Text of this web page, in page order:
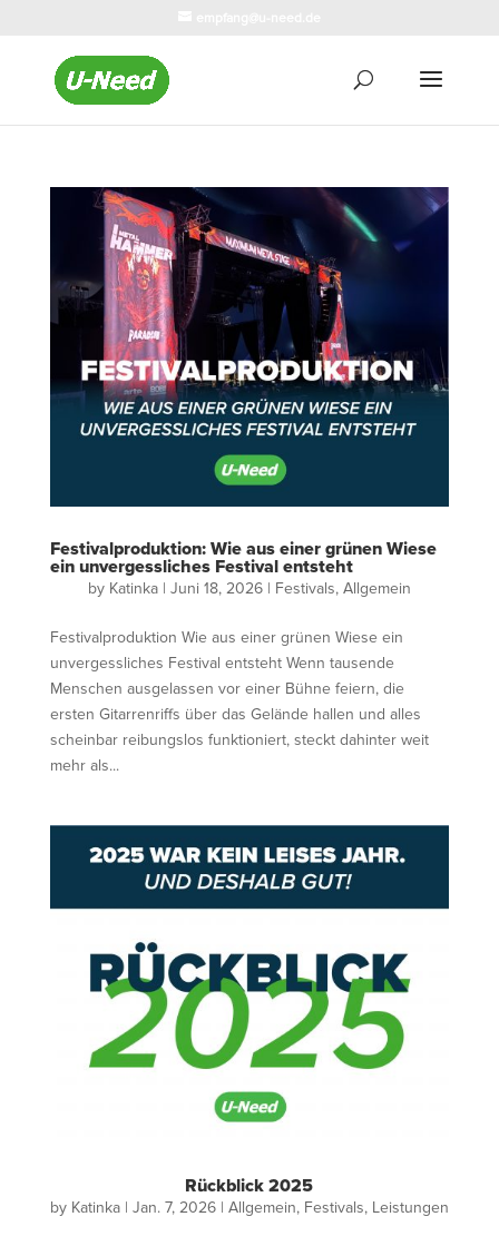
Festivalproduktion: Wie aus einer grünen Wiese
ein unvergessliches Festival entsteht
by Katinka| Juni 18, 2026| Festivals, Allgemein
Festivalproduktion Wie aus einer grünen Wiese ein
unvergessliches Festival entsteht Wenn tausende
Menschen ausgelassen vor einer Bühne feiern, die
ersten Gitarrenriffs über das Gelände hallen und alles
scheinbar reibungslos funktioniert, steckt dahinter weit
mehr als...
Rückblick 2025
by Katinka| Jan. 7, 2026| Allgemein, Festivals, Leistungen